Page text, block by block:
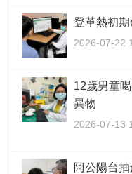
登革熱初
2026-07-22
12歲男童
異物
2026-07-13
阿公陽台